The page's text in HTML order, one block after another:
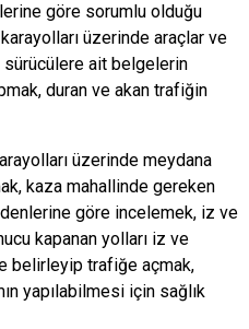
göre sorumlu olduğu
üzerinde araçlar ve
ait belgelerin
duran ve akan trafiğin
üzerinde meydana
kaza mahallinde gereken
göre incelemek, iz ve
kapanan yolları iz ve
belirleyip trafiğe açmak,
yapılabilmesi için sağlık